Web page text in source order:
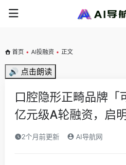
首页 • AI投融资 • 正文
🔊 点击朗读
口腔隐形正畸品牌「
亿元级A轮融资，启
2个月前更新 AI导航网